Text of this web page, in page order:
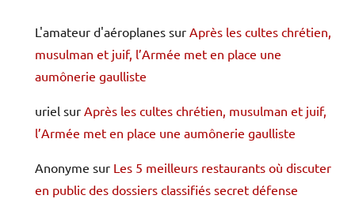
L'amateur d'aéroplanes sur Après les cultes chrétien,
musulman et juif, l’Armée met en place une
aumônerie gaulliste
uriel sur Après les cultes chrétien, musulman et juif,
l’Armée met en place une aumônerie gaulliste
Anonyme sur Les 5 meilleurs restaurants où discuter
en public des dossiers classifiés secret défense